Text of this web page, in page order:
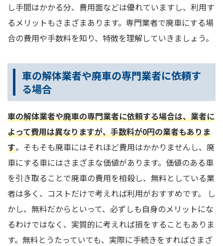
し手間はかかる分、費用面などは優れていますし、利用す
るメリットもさまざまあります。専門業者で廃車にする場
合の費用や手数料を知り、特徴を理解していきましょう。
車の解体業者や廃車の専門業者に依頼す
る場合
車の解体業者や廃車の専門業者に依頼する場合は、業者に
よって費用は異なりますが、手数料が0円の業者もありま
す。そもそも廃車にはそれほど費用はかかりませんし、廃
車にする車にはさまざまな価値があります。価値のある車
を引き取ることで廃車の費用を相殺し、無料としている業
者は多く、コストだけで考えれば利用がおすすめです。 し
かし、無料だからといって、必ずしも自身のメリットにな
るわけではなく、実質的に考えれば損をすることもありま
す。無料とうたっていても、実際に手続きをすればさまざ